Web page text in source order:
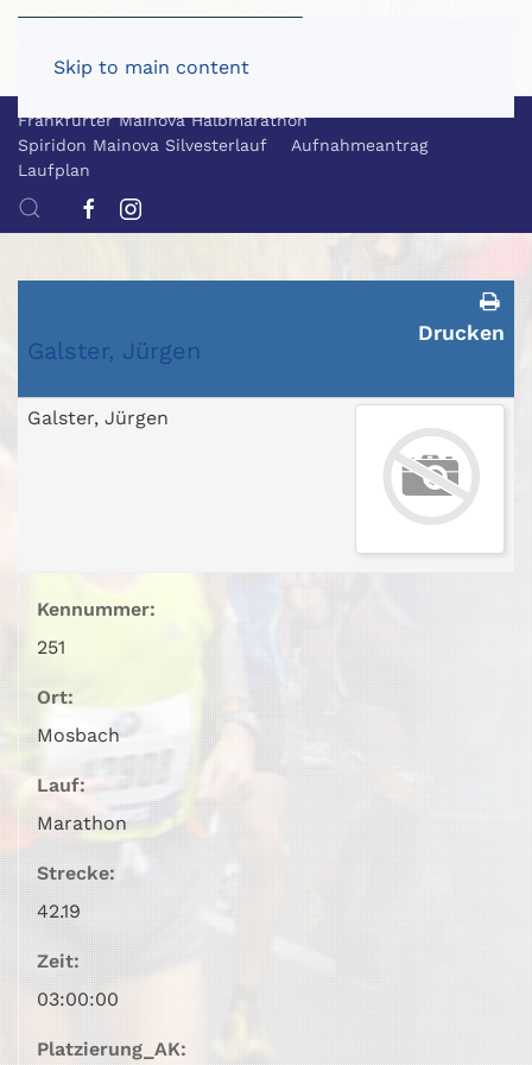
Skip to main content
Frankfurter Mainova Halbmarathon
Spiridon Mainova Silvesterlauf
Aufnahmeantrag
Laufplan
Drucken
Galster, Jürgen
Galster, Jürgen
Kennummer:
251
Ort:
Mosbach
Lauf:
Marathon
Strecke:
42.19
Zeit:
03:00:00
Platzierung_AK: